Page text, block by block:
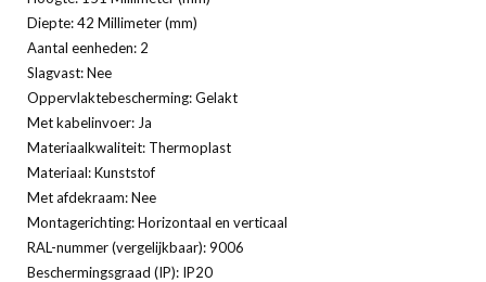
Diepte: 42 Millimeter (mm)
Aantal eenheden: 2
Slagvast: Nee
Oppervlaktebescherming: Gelakt
Met kabelinvoer: Ja
Materiaalkwaliteit: Thermoplast
Materiaal: Kunststof
Met afdekraam: Nee
Montagerichting: Horizontaal en verticaal
RAL-nummer (vergelijkbaar): 9006
Beschermingsgraad (IP): IP20